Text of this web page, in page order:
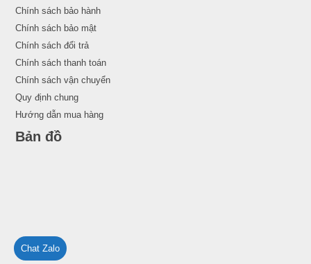
Chat Zalo
Chính sách bảo hành
Chính sách bảo mật
Chính sách đổi trả
Chính sách thanh toán
Chính sách vận chuyển
Quy định chung
Hướng dẫn mua hàng
Bản đồ